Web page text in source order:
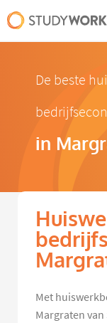
De beste
in
Met
Margraten